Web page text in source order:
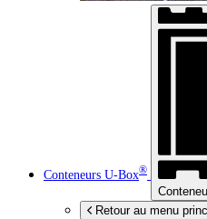
Conteneurs U-Box®
Retour au menu